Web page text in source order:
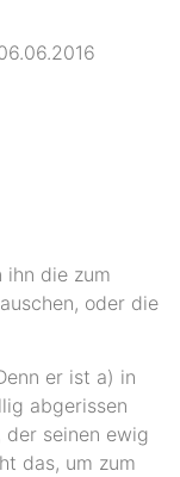
ihn die zum
oder die
er ist a) in
abgerissen
seinen ewig
das, um zum